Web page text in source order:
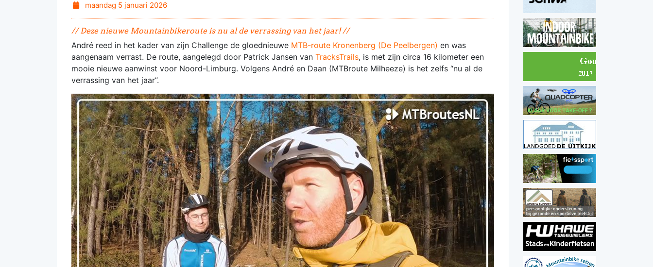
maandag 5 januari 2026
// Deze nieuwe Mountainbikeroute is nu al de verrassing van het jaar! //
André reed in het kader van zijn Challenge de gloednieuwe MTB-route Kronenberg (De Peelbergen) en was
aangenaam verrast. De route, aangelegd door Patrick Jansen van TracksTrails, is met zijn circa 16 kilometer een
mooie nieuwe aanwinst voor Noord-Limburg. Volgens André en Daan (MTBroute Milheeze) is het zelfs “nu al de
verrassing van het jaar”.